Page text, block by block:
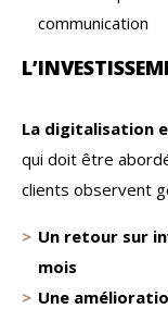
communication
La digitalisation
qui doit être
clients observent
Un retour sur
mois
Une